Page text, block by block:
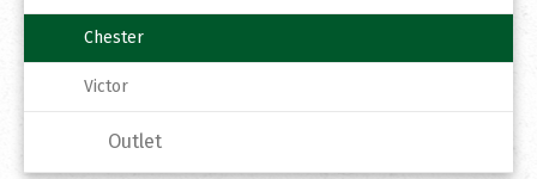
Chester
Victor
Outlet